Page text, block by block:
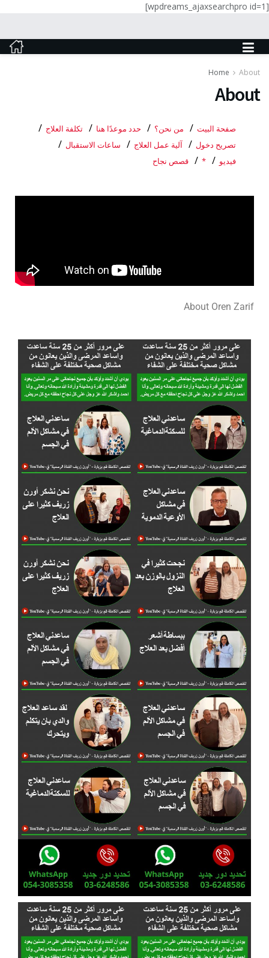
[wpdreams_ajaxsearchpro id=1]
Home About
About
صفحة البيت من نحن؟ حدد موعدًا هنا
تكلفة العلاج
تصريح دخول
آلية عمل العلاج
ساعات الاستقبال
فيديو
* قصص نجاح
About Oren Zarif